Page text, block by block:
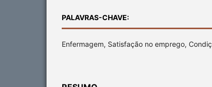
PALAVRAS-CHAVE:
Enfermagem, Satisfação no emprego,